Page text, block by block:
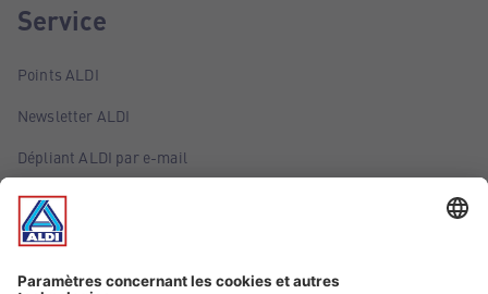
Service
Points ALDI
Newsletter ALDI
Dépliant ALDI par e-mail
Offres
Infos essentielles